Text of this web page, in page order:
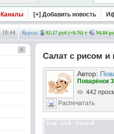
Каналы [+] Добавить новость
18:44 Курсы: 82.17 руб (+0.76) 94.84
Салат с рисом и
Автор:
Поварёнок
442
Распечатать